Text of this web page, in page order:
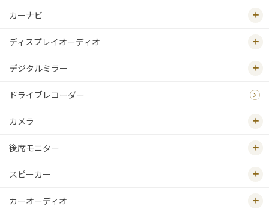
カーナビ
ディスプレイオーディオ
デジタルミラー
ドライブレコーダー
カメラ
後席モニター
スピーカー
カーオーディオ